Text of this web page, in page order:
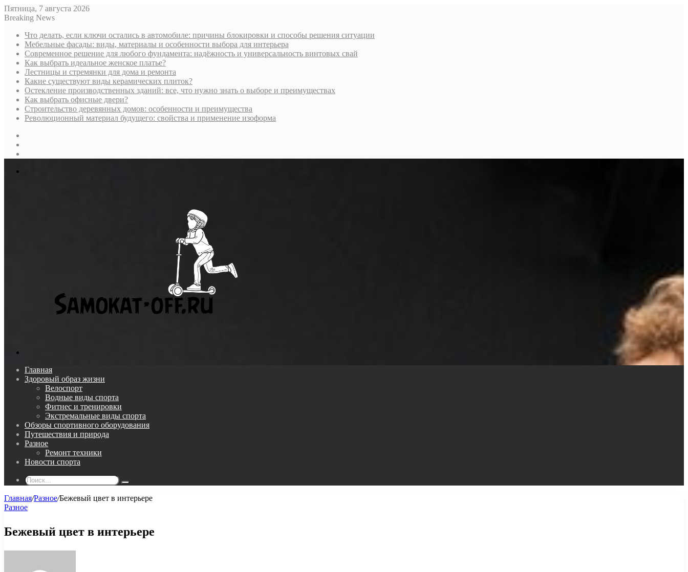
Пятница, 7 августа 2026
Breaking News
Что делать, если ключи остались в автомобиле: причины блокировки и способы решения ситуации
Мебельные фасады: виды, материалы и особенности выбора для интерьера
Современное решение для любого фундамента: надёжность и универсальность винтовых свай
Как выбрать идеальное женское платье?
Лестницы и стремянки для дома и ремонта
Какие существуют виды керамических плиток?
Остекление производственных зданий: все, что нужно знать о выборе и преимуществах
Как выбрать офисные двери?
Строительство деревянных домов: особенности и преимущества
Революционный материал будущего: свойства и применение изоформа
Главная
Здоровый образ жизни
Велоспорт
Водные виды спорта
Фитнес и тренировки
Экстремальные виды спорта
Обзоры спортивного оборудования
Путешествия и природа
Разное
Ремонт техники
Новости спорта
Поиск...
Главная/Разное/Бежевый цвет в интерьере
Разное
Бежевый цвет в интерьере